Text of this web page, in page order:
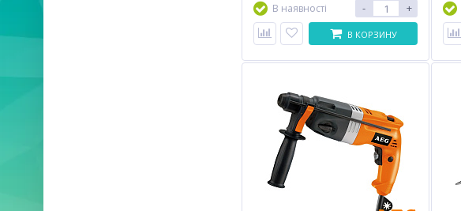
В наявності
- +
В КОРЗИНУ